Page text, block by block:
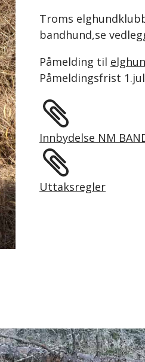
Troms
bandhund,se
Påmelding til
Påmeldingsfrist
Innbydelse NM
Uttaksregler